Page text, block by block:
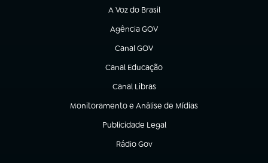
A Voz do Brasil
(abre em nova aba)
Agência GOV
(abre em nova aba)
Canal GOV
(abre em nova aba)
Canal Educação
(abre em nova aba)
Canal Libras
(abre em nova aba)
Monitoramento e Análise de Mídias
(abre em nova aba)
Publicidade Legal
(abre em nova aba)
Rádio Gov
(abre em nova aba)